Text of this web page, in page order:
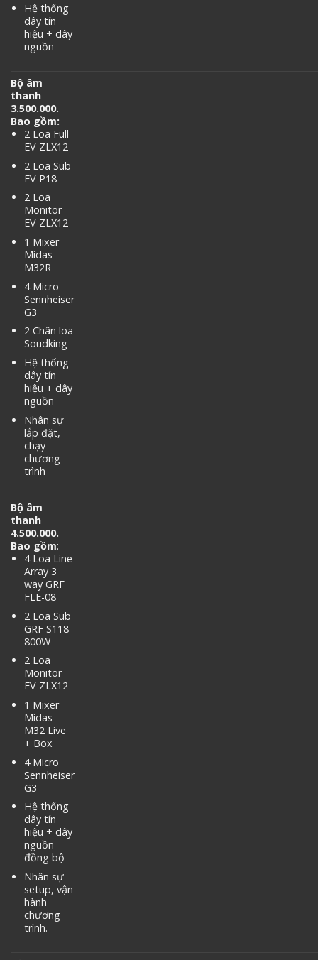
Hệ thống
dây tín
hiệu + dây
nguồn
Bộ âm
thanh
3.500.000.
Bao gồm:
2 Loa Full
EV ZLX12
2 Loa Sub
EV P18
2 Loa
Monitor
EV ZLX12
1 Mixer
Midas
M32R
4 Micro
Sennheiser
G3
2 Chân loa
Soudking
Hệ thống
dây tín
hiệu + dây
nguồn
Nhân sự
lắp đặt,
chạy
chương
trình
Bộ âm
thanh
4.500.000.
Bao gồm:
4 Loa Line
Array 3
way GRF
FLE-08
2 Loa Sub
GRF S118
800W
2 Loa
Monitor
EV ZLX12
1 Mixer
Midas
M32 Live
+ Box
4 Micro
Sennheiser
G3
Hệ thống
dây tín
hiệu + dây
nguồn
đồng bộ
Nhân sự
setup, vận
hành
chương
trình.